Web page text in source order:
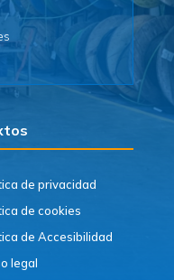
de privacidad
de cookies
de Accesibilidad
legal